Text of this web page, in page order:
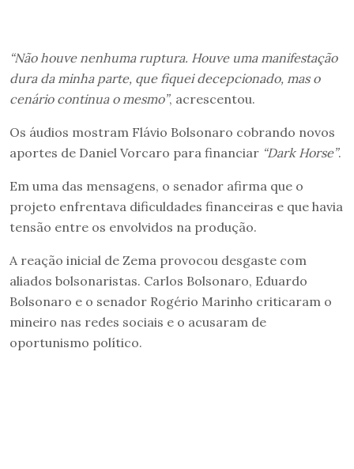
“Não houve nenhuma ruptura. Houve uma manifestação
dura da minha parte, que fiquei decepcionado, mas o
cenário continua o mesmo”, acrescentou.
Os áudios mostram Flávio Bolsonaro cobrando novos
aportes de Daniel Vorcaro para financiar “Dark Horse”.
Em uma das mensagens, o senador afirma que o
projeto enfrentava dificuldades financeiras e que havia
tensão entre os envolvidos na produção.
A reação inicial de Zema provocou desgaste com
aliados bolsonaristas. Carlos Bolsonaro, Eduardo
Bolsonaro e o senador Rogério Marinho criticaram o
mineiro nas redes sociais e o acusaram de
oportunismo político.